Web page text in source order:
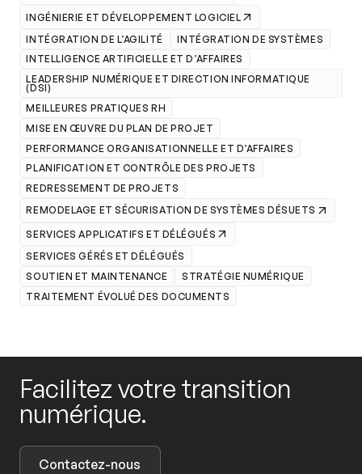
INGÉNIERIE ET DÉVELOPPEMENT LOGICIEL
INTÉGRATION DE L’AGILITÉ
INTÉGRATION DE SYSTÈMES
INTELLIGENCE ARTIFICIELLE ET D’AFFAIRES
LEADERSHIP NUMÉRIQUE ET DIRECTION INFORMATIQUE
(DSI)
MEILLEURES PRATIQUES RH
MISE EN ŒUVRE DU PLAN DE PROJET
PERFORMANCE ORGANISATIONNELLE ET D’AFFAIRES
PLANIFICATION ET CONTRÔLE DES PROJETS
REDRESSEMENT DE PROJETS
REMODELAGE ET SÉCURISATION DE SYSTÈMES DÉSUETS
SERVICES APPLICATIFS ET DÉLÉGUÉS
SERVICES GÉRÉS ET DÉLÉGUÉS
SOUTIEN ET MAINTENANCE
STRATÉGIE NUMÉRIQUE
TRAITEMENT ÉVOLUÉ DES DOCUMENTS
Facilitez votre transition
numérique.
Contactez-nous